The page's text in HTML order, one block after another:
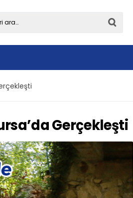
Gerçekleşti